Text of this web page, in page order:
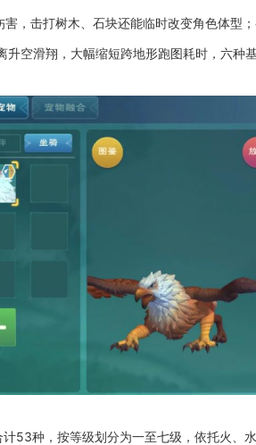
，击打树木、石块还能临时改变角色体
空滑翔，大幅缩短跨地形跑图耗时，六种
53种，按等级划分为一至七级，依托火